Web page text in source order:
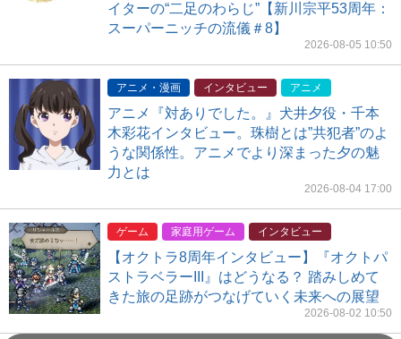
イターの“二足のわらじ”【新川宗平53周年：
スーパーニッチの流儀＃8】
2026-08-05 10:50
アニメ・漫画 インタビュー アニメ
アニメ『対ありでした。』犬井夕役・千本
木彩花インタビュー。珠樹とは”共犯者”のよ
うな関係性。アニメでより深まった夕の魅
力とは
2026-08-04 17:00
ゲーム 家庭用ゲーム インタビュー
【オクトラ8周年インタビュー】『オクトパ
ストラベラーIII』はどうなる？ 踏みしめて
きた旅の足跡がつなげていく未来への展望
2026-08-02 10:50